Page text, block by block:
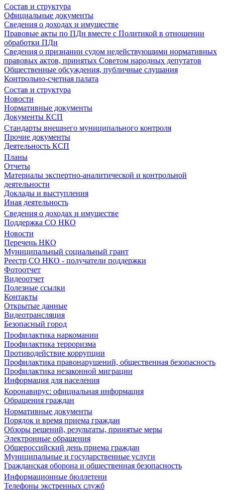
Состав и структура
Официальные документы
Сведения о доходах и имуществе
Правовые акты по ПДн вместе с Политикой в отношении
обработки ПДн
Сведения о признании судом недействующими нормативных
правовых актов, принятых Советом народных депутатов
Общественные обсуждения, публичные слушания
Контрольно-счетная палата
Состав и структура
Новости
Нормативные документы
Документы КСП
Стандарты внешнего муниципального контроля
Прочие документы
Деятельность КСП
Планы
Отчеты
Материалы экспертно-аналитической и контрольной
деятельности
Доклады и выступления
Иная деятельность
Сведения о доходах и имуществе
Поддержка СО НКО
Новости
Перечень НКО
Муниципальный социальный грант
Реестр СО НКО - получатели поддержки
Фотоотчет
Видеоотчет
Полезные ссылки
Контакты
Открытые данные
Видеотрансляция
Безопасный город
Профилактика наркомании
Профилактика терроризма
Противодействие коррупции
Профилактика правонарушений, общественная безопасность
Профилактика незаконной миграции
Информация для населения
Коронавирус: официальная информация
Обращения граждан
Нормативные документы
Порядок и время приема граждан
Обзоры решений, результаты, принятые меры
Электронные обращения
Общероссийский день приема граждан
Муниципальные и государственные услуги
Гражданская оборона и общественная безопасность
Информационные бюллетени
Телефоны экстренных служб